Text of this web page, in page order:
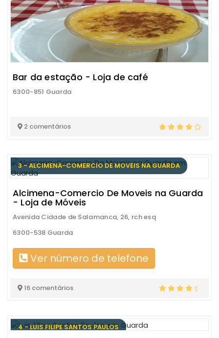
Bar da estação - Loja de café
6300-851 Guarda
2 comentários
3 - ALCIMENA-COMERCIO DE MOVEIS NA GUARDA
Alcimena-Comercio De Moveis na Guarda
- Loja de Móveis
Avenida Cidade de Salamanca, 26, rch esq
6300-538 Guarda
Ver número de telefone
16 comentários
4 - LUIS FILIPE SANTOS PAULOS